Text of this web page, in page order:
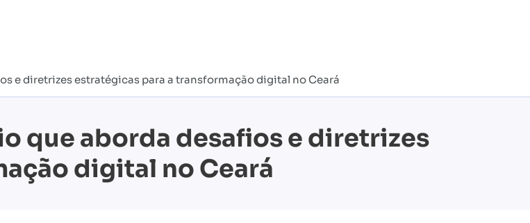
e diretrizes estratégicas para a transformação digital no Ceará
que aborda desafios e diretrizes
digital no Ceará